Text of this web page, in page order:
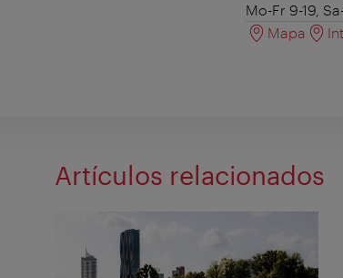
Mo-Fr 9-19,
Mapa
Artículos relacionados